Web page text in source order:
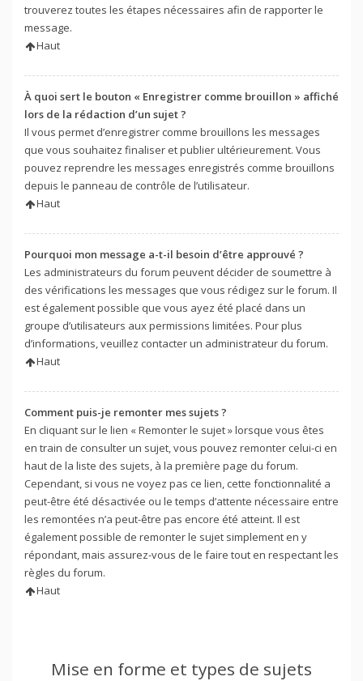
trouverez toutes les étapes nécessaires afin de rapporter le
message.
Haut
À quoi sert le bouton « Enregistrer comme brouillon » affiché
lors de la rédaction d’un sujet ?
Il vous permet d’enregistrer comme brouillons les messages
que vous souhaitez finaliser et publier ultérieurement. Vous
pouvez reprendre les messages enregistrés comme brouillons
depuis le panneau de contrôle de l’utilisateur.
Haut
Pourquoi mon message a-t-il besoin d’être approuvé ?
Les administrateurs du forum peuvent décider de soumettre à
des vérifications les messages que vous rédigez sur le forum. Il
est également possible que vous ayez été placé dans un
groupe d’utilisateurs aux permissions limitées. Pour plus
d’informations, veuillez contacter un administrateur du forum.
Haut
Comment puis-je remonter mes sujets ?
En cliquant sur le lien « Remonter le sujet » lorsque vous êtes
en train de consulter un sujet, vous pouvez remonter celui-ci en
haut de la liste des sujets, à la première page du forum.
Cependant, si vous ne voyez pas ce lien, cette fonctionnalité a
peut-être été désactivée ou le temps d’attente nécessaire entre
les remontées n’a peut-être pas encore été atteint. Il est
également possible de remonter le sujet simplement en y
répondant, mais assurez-vous de le faire tout en respectant les
règles du forum.
Haut
Mise en forme et types de sujets